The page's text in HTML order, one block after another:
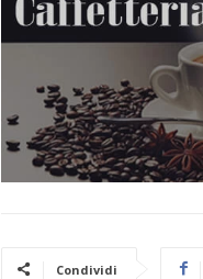
Condividi